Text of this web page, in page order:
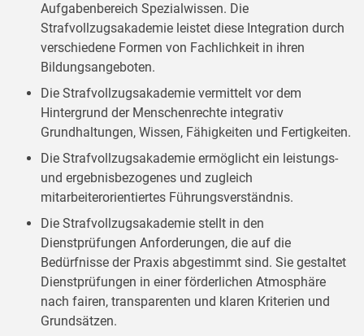
Aufgabenbereich Spezialwissen. Die
Strafvollzugsakademie leistet diese Integration durch
verschiedene Formen von Fachlichkeit in ihren
Bildungsangeboten.
Die Strafvollzugsakademie vermittelt vor dem
Hintergrund der Menschenrechte integrativ
Grundhaltungen, Wissen, Fähigkeiten und Fertigkeiten.
Die Strafvollzugsakademie ermöglicht ein leistungs-
und ergebnisbezogenes und zugleich
mitarbeiterorientiertes Führungsverständnis.
Die Strafvollzugsakademie stellt in den
Dienstprüfungen Anforderungen, die auf die
Bedürfnisse der Praxis abgestimmt sind. Sie gestaltet
Dienstprüfungen in einer förderlichen Atmosphäre
nach fairen, transparenten und klaren Kriterien und
Grundsätzen.